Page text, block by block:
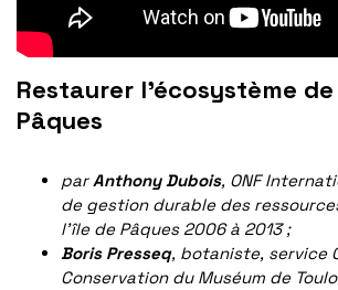
Restaurer l’écosystème
Pâques
parAnthony Dubois, ONF
de gestion durable des
l’île de Pâques 2006 à 2013 ;
Boris Presseq, botaniste, service
Conservation du Muséum de